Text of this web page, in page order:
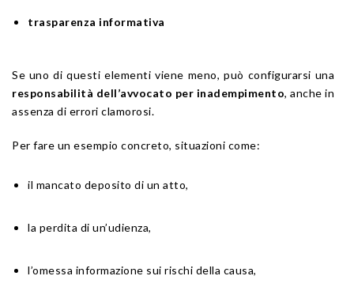
trasparenza informativa
Se uno di questi elementi viene meno, può configurarsi una
responsabilità dell’avvocato per inadempimento, anche in
assenza di errori clamorosi.
Per fare un esempio concreto, situazioni come:
il mancato deposito di un atto,
la perdita di un’udienza,
l’omessa informazione sui rischi della causa,